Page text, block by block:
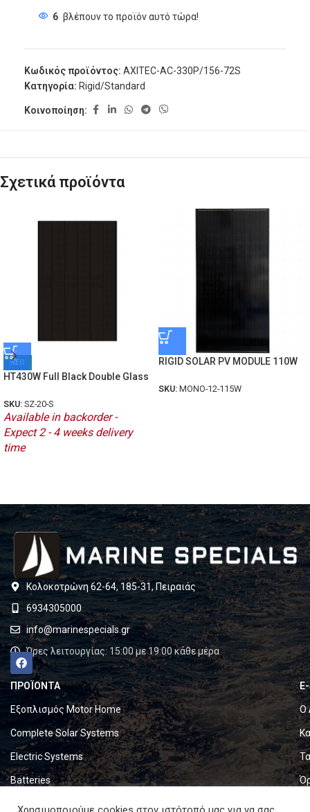
6 βλέπουν το προϊόν αυτό τώρα!
Κωδικός προϊόντος: AXITEC-AC-330P/156-72S
Κατηγορία: Rigid/Standard
Κοινοποίηση:
Σχετικά προϊόντα
ΝΕΟ
HT430W Full Black Double Glass
SKU: SZ-20-S
Available in backorder -
Expect 2 - 4 weeks delivery
time
RIGID SOLAR PV MODULE 110W
SKU: MONO-12-115W
Κολοκοτρώνη 62-64, 185-31, Πειραιάς
6934305000
info@marinespecials.gr
Ώρες λειτουργίας: 15:00 με 19:00 κάθε μέρα
ΠΡΟΪΟΝΤΑ
Εξοπλισμός Motor Home
Complete Solar Systems
Electric Systems
Batteries
Set & Fold Solar Panels
Ο